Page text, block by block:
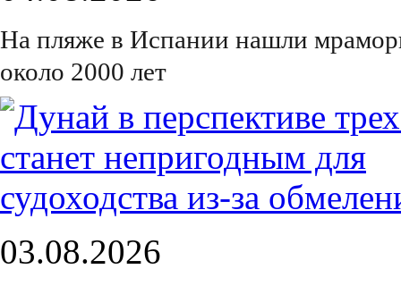
На пляже в Испании нашли
около 2000 лет
03.08.2026